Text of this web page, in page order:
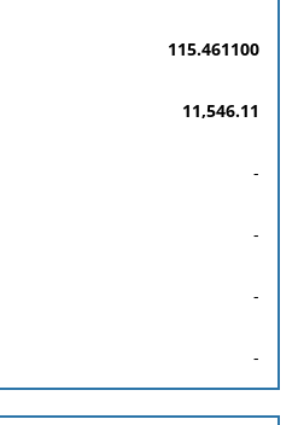
115.461100
11,546.11
-
-
-
-